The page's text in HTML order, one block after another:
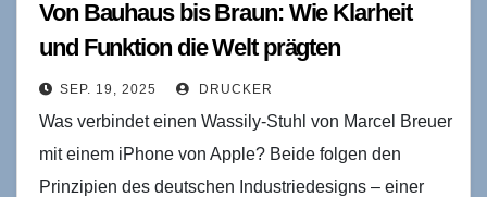
Von Bauhaus bis Braun: Wie Klarheit
und Funktion die Welt prägten
SEP. 19, 2025 DRUCKER
Was verbindet einen Wassily-Stuhl von Marcel Breuer
mit einem iPhone von Apple? Beide folgen den
Prinzipien des deutschen Industriedesigns – einer